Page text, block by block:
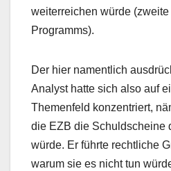
weiterreichen würde
Programms).
Der hier namentlich
Analyst hatte sich also auf
Themenfeld konzentriert,
die EZB die Schuldscheine
würde. Er führte rechtliche
warum sie es nicht tun